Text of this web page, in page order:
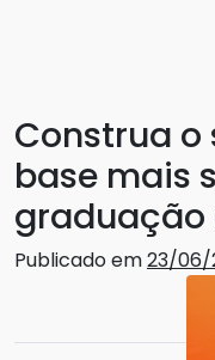
Construa o
base mais
graduação
Publicado em23/06/